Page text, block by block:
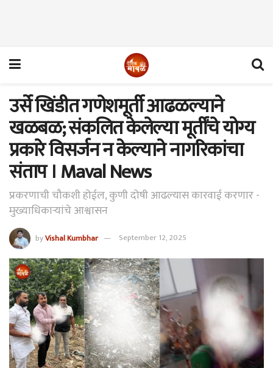
उर्से खिंडीत गणेशमूर्ती आढळल्याने
खळबळ; संकलित केलेल्या मूर्तींचे योग्य
प्रकारे विसर्जन न केल्याने नागरिकांचा
संताप । Maval News
प्रकरणाची चौकशी होईल, कुणी दोषी आढल्यास कारवाई करणार -
मुख्याधिकाऱ्यांचे आश्वासन
byVishal Kumbhar September 12, 2025